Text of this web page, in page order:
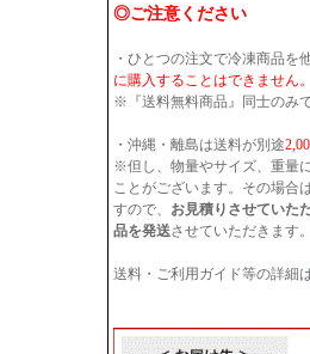
◎ご注意ください
・ひとつの注文で冷凍商品を
に購入することはできません。
※『送料無料商品』同士のみ
・沖縄・離島は送料が別途
※但し、物量やサイズ、重量
ことがございます。その場合
すので、 お見積りさせていた
品を発送させていただきます
送料・ご利用ガイド等の詳細